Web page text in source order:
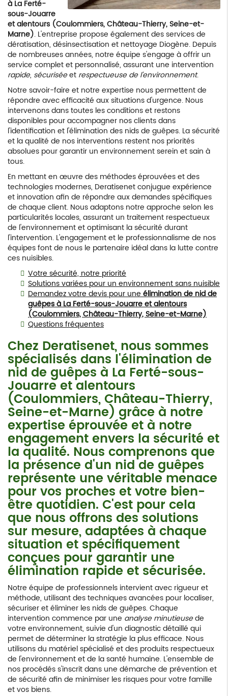
à La Ferté-
sous-Jouarre
et alentours (Coulommiers, Château-Thierry, Seine-et-
Marne). L'entreprise propose également des services de
dératisation, désinsectisation et nettoyage Diogène. Depuis
de nombreuses années, notre équipe s'engage à offrir un
service complet et personnalisé, assurant une intervention
rapide, sécuriséeet respectueuse de l'environnement.
Notre savoir-faire et notre expertise nous permettent de
répondre avec efficacité aux situations d'urgence. Nous
intervenons dans toutes les conditions et restons
disponibles pour accompagner nos clients dans
l'identification et l'élimination des nids de guêpes. La sécurité
et la qualité de nos interventions restent nos priorités
absolues pour garantir un environnement serein et sain à
tous.
En mettant en œuvre des méthodes éprouvées et des
technologies modernes, Deratisenet conjugue expérience
et innovation afin de répondre aux demandes spécifiques
de chaque client. Nous adaptons notre approche selon les
particularités locales, assurant un traitement respectueux
de l'environnement et optimisant la sécurité durant
l'intervention. L'engagement et le professionnalisme de nos
équipes font de nous le partenaire idéal dans la lutte contre
ces nuisibles.
Votre sécurité, notre priorité
Solutions variées pour un environnement sans nuisible
Demandez votre devis pour une élimination de nid de
guêpes à La Ferté-sous-Jouarre et alentours
(Coulommiers, Château-Thierry, Seine-et-Marne)
Questions fréquentes
Chez Deratisenet, nous sommes
spécialisés dans l'élimination de
nid de guêpes à La Ferté-sous-
Jouarre et alentours
(Coulommiers, Château-Thierry,
Seine-et-Marne) grâce à notre
expertise éprouvée et à notre
engagement envers la sécurité et
la qualité. Nous comprenons que
la présence d'un nid de guêpes
représente une véritable menace
pour vos proches et votre bien-
être quotidien. C'est pour cela
que nous offrons des solutions
sur mesure, adaptées à chaque
situation et spécifiquement
conçues pour garantir une
élimination rapide et sécurisée.
Notre équipe de professionnels intervient avec rigueur et
méthode, utilisant des techniques avancées pour localiser,
sécuriser et éliminer les nids de guêpes. Chaque
intervention commence par une analyse minutieusede
votre environnement, suivie d'un diagnostic détaillé qui
permet de déterminer la stratégie la plus efficace. Nous
utilisons du matériel spécialisé et des produits respectueux
de l'environnement et de la santé humaine. L'ensemble de
nos procédés s'inscrit dans une démarche de prévention et
de sécurité afin de minimiser les risques pour votre famille
et vos biens.